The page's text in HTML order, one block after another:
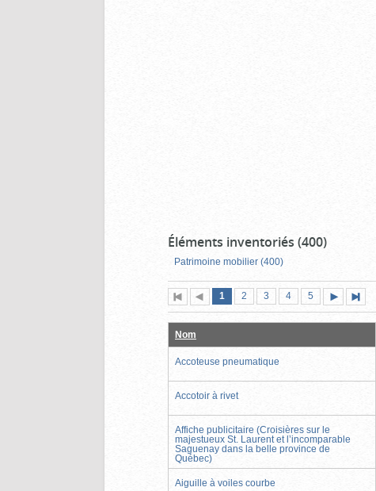
Éléments inventoriés (400)
Patrimoine mobilier (400)
Première
page
Page
précédente
Page
1 (page
actuelle)
Page
2 Page
3 Page
4 Page
5
suivante
page
Nom
Accoteuse pneumatique
Accotoir à rivet
Affiche publicitaire (Croisières sur le
majestueux St. Laurent et l’incomparable
Saguenay dans la belle province de
Québec)
Aiguille à voiles courbe